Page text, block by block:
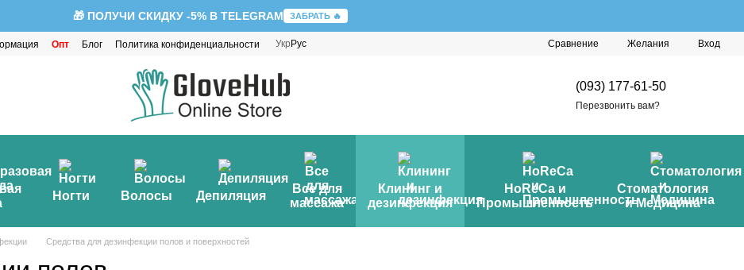
🎁 ПОЛУЧИ СКИДКУ -5% В TELEGRAM ЗАБРАТЬ 🔥
Опт Блог Политика конфиденциальности Укр Рус Сравнение Желания Вход
(093) 177-61-50
Перезвонить вам?
Ногти Волосы Депиляция
Все для
массажа
Клининг и
дезинфекция
HoReCa и
Промышленность
Стоматология
и Медицина
Средства для дезинфекции полов и поверхностей